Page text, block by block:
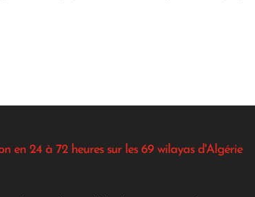
en 24 à 72 heures sur les 69 wilayas d'Algérie